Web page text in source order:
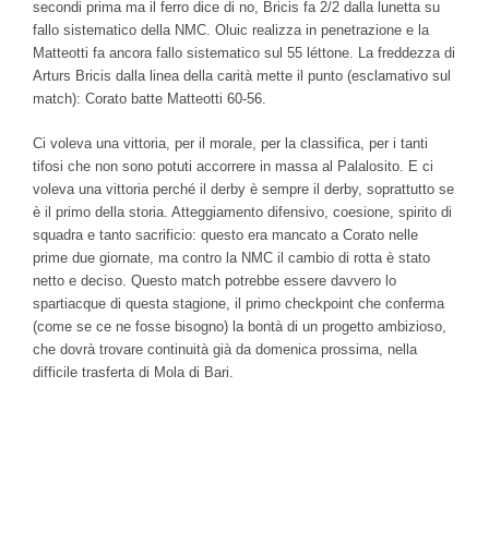
secondi prima ma il ferro dice di no, Bricis fa 2/2 dalla lunetta su
fallo sistematico della NMC. Oluic realizza in penetrazione e la
Matteotti fa ancora fallo sistematico sul 55 léttone. La freddezza di
Arturs Bricis dalla linea della carità mette il punto (esclamativo sul
match): Corato batte Matteotti 60-56.
Ci voleva una vittoria, per il morale, per la classifica, per i tanti
tifosi che non sono potuti accorrere in massa al Palalosito. E ci
voleva una vittoria perché il derby è sempre il derby, soprattutto se
è il primo della storia. Atteggiamento difensivo, coesione, spirito di
squadra e tanto sacrificio: questo era mancato a Corato nelle
prime due giornate, ma contro la NMC il cambio di rotta è stato
netto e deciso. Questo match potrebbe essere davvero lo
spartiacque di questa stagione, il primo checkpoint che conferma
(come se ce ne fosse bisogno) la bontà di un progetto ambizioso,
che dovrà trovare continuità già da domenica prossima, nella
difficile trasferta di Mola di Bari.